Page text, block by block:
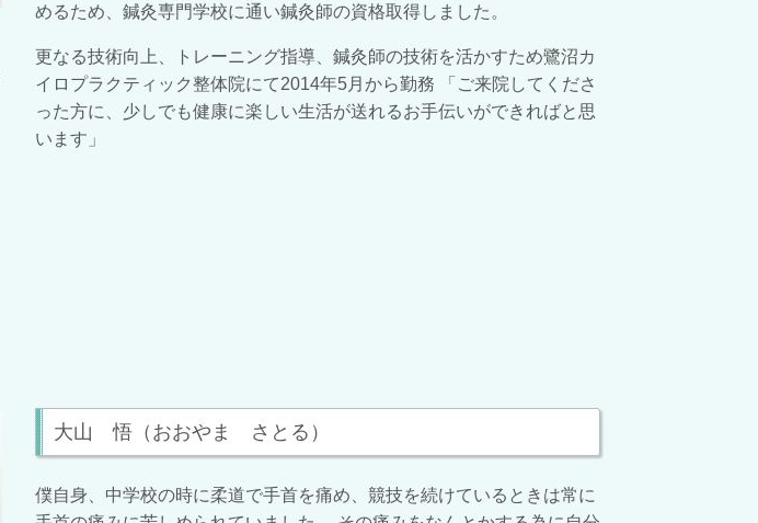
めるため、鍼灸専門学校に通い鍼灸師の資格取得しました。
更なる技術向上、トレーニング指導、鍼灸師の技術を活かすため鷺沼カ
イロプラクティック整体院にて2014年5月から勤務 「ご来院してくださ
った方に、少しでも健康に楽しい生活が送れるお手伝いができればと思
います」
大山 悟（おおやま さとる）
僕自身、中学校の時に柔道で手首を痛め、競技を続けているときは常に